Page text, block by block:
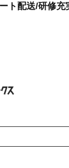
ト配送/研修